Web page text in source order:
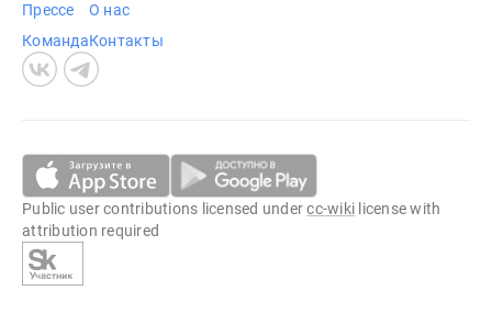
Прессе
Команда
О нас
Контакты
Public user contributions licensed undercc-wiki license with
attribution required